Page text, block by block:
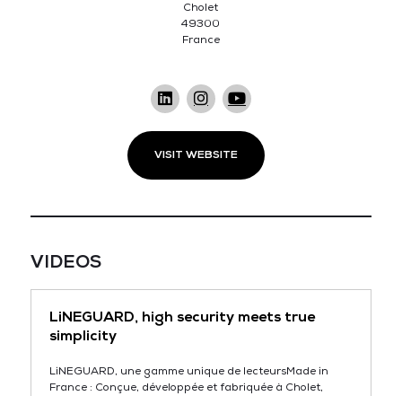
Cholet
49300
France
VISIT WEBSITE
VIDEOS
LiNEGUARD, high security meets true
simplicity
LiNEGUARD, une gamme unique de lecteursMade in
France : Conçue, développée et fabriquée à Cholet,